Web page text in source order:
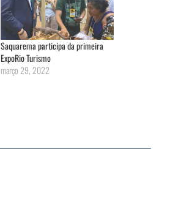
Saquarema participa da primeira
ExpoRio Turismo
março 29, 2022